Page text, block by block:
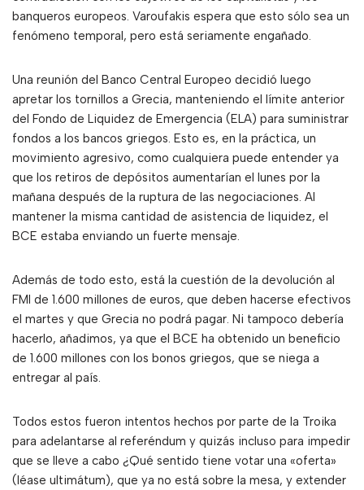
banqueros europeos. Varoufakis espera que esto sólo sea un
fenómeno temporal, pero está seriamente engañado.
Una reunión del Banco Central Europeo decidió luego
apretar los tornillos a Grecia, manteniendo el límite anterior
del Fondo de Liquidez de Emergencia (ELA) para suministrar
fondos a los bancos griegos. Esto es, en la práctica, un
movimiento agresivo, como cualquiera puede entender ya
que los retiros de depósitos aumentarían el lunes por la
mañana después de la ruptura de las negociaciones. Al
mantener la misma cantidad de asistencia de liquidez, el
BCE estaba enviando un fuerte mensaje.
Además de todo esto, está la cuestión de la devolución al
FMI de 1.600 millones de euros, que deben hacerse efectivos
el martes y que Grecia no podrá pagar. Ni tampoco debería
hacerlo, añadimos, ya que el BCE ha obtenido un beneficio
de 1.600 millones con los bonos griegos, que se niega a
entregar al país.
Todos estos fueron intentos hechos por parte de la Troika
para adelantarse al referéndum y quizás incluso para impedir
que se lleve a cabo ¿Qué sentido tiene votar una «oferta»
(léase ultimátum), que ya no está sobre la mesa, y extender